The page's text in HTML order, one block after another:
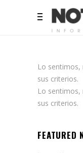
Lo sentimos,
sus criterios.
Lo sentimos,
sus criterios.
FEATURED